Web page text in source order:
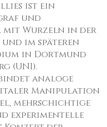
ist ein
und
Wurzeln in der
im späteren
in Dortmund
(UNI).
analoge
Manipulation
mehrschichtige
experimentelle